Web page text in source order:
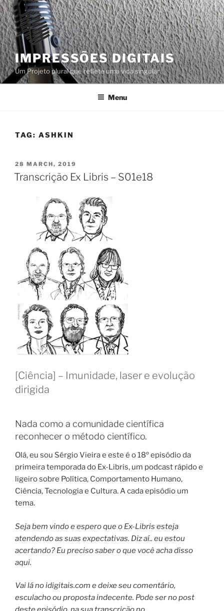
Skip
to
content
IMPRESSÕES DIGITAIS
Um Projeto plural que reflete uma vida singular
Menu
TAG: ASHKIN
POSTED
ON
28 MARCH, 2019
Transcrição Ex Libris – S01e18
[Ciência] – Imunidade, laser e evolução
dirigida
Nada como a comunidade científica
reconhecer o método científico.
Olá, eu sou Sérgio Vieira e este é o 18º episódio da
primeira temporada do Ex-Libris, um podcast rápido e
ligeiro sobre Política, Comportamento Humano,
Ciência, Tecnologia e Cultura. A cada episódio um
tema.
Seja bem vindo e espero que o Ex-Libris esteja
atendendo as suas expectativas. Diz aí.. eu estou
acertando? Eu preciso saber o que você acha disso
aqui.
Vai lá no idigitais.com e deixe seu comentário,
esculacho ou proposta indecente. Pode ser no post